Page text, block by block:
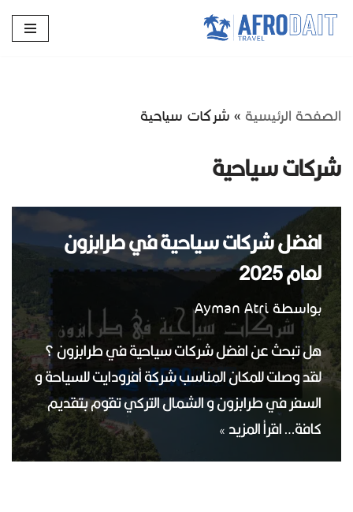
الصفحة الرئيسية » شركات سياحية
شركات سياحية
افضل شركات سياحية في طرابزون
لعام 2025
بواسطة Ayman Atri
هل تبحث عن افضل شركات سياحية في طرابزون ؟
لقد وصلت للمكان المناسب شركة أفرودايت للسياحة و
السفر في طرابزون و الشمال التركي تقوم بتقديم
كافة…اقرأ المزيد »